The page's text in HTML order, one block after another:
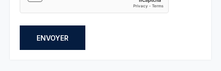
ENVOYER